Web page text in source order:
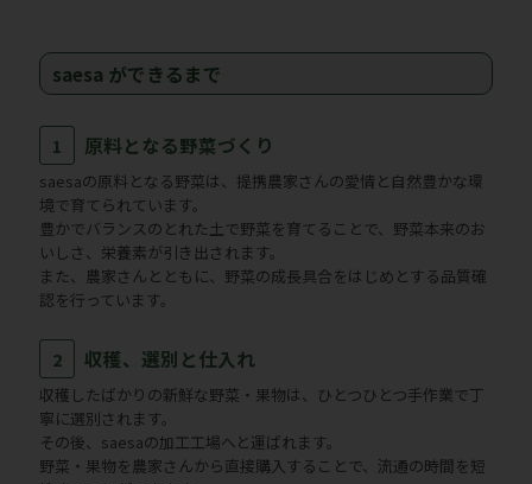
saesa ができるまで
1 原料となる野菜づくり
saesaの原料となる野菜は、提携農家さんの愛情と自然豊かな環
境で育てられています。
豊かでバランスのとれた土で野菜を育てることで、野菜本来のお
いしさ、栄養素が引き出されます。
また、農家さんとともに、野菜の成長具合をはじめとする品質確
認を行っています。
2 収穫、選別と仕入れ
収穫したばかりの新鮮な野菜・果物は、ひとつひとつ手作業で丁
寧に選別されます。
その後、saesaの加工工場へと運ばれます。
野菜・果物を農家さんから直接購入することで、流通の時間を短